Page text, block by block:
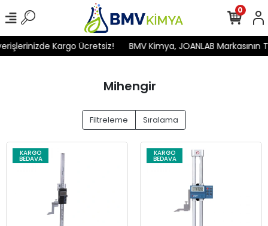
Kargo Ücretsiz! BMV Kimya, JOANLAB
0
Mihengir
Filtreleme Sıralama
KARGO
BEDAVA
KARGO
BEDAVA